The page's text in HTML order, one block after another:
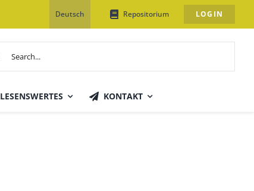
Deutsch Repositorium LOGIN
LESENSWERTES KONTAKT